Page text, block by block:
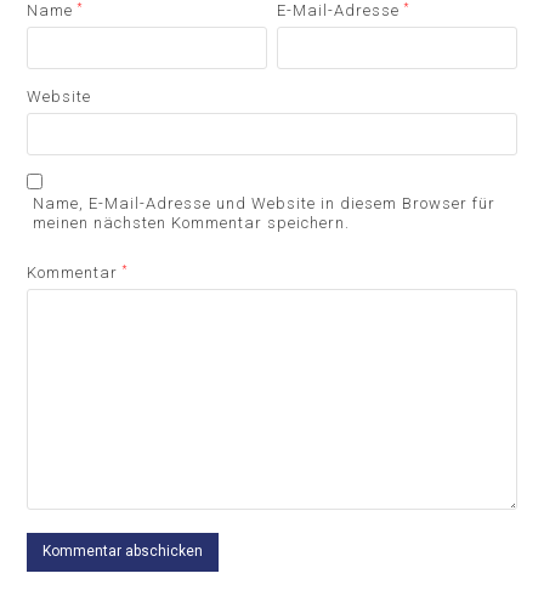
Name* E-Mail-Adresse*
Website
Name, E-Mail-Adresse und Website in diesem Browser für
meinen nächsten Kommentar speichern.
Kommentar*